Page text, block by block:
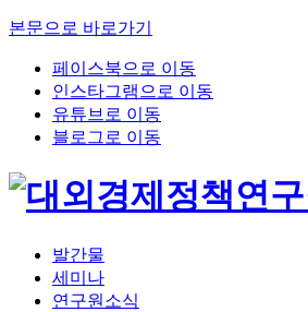
본문으로 바로가기
페이스북으로 이동
인스타그램으로 이동
유튜브로 이동
블로그로 이동
발간물
세미나
연구원소식